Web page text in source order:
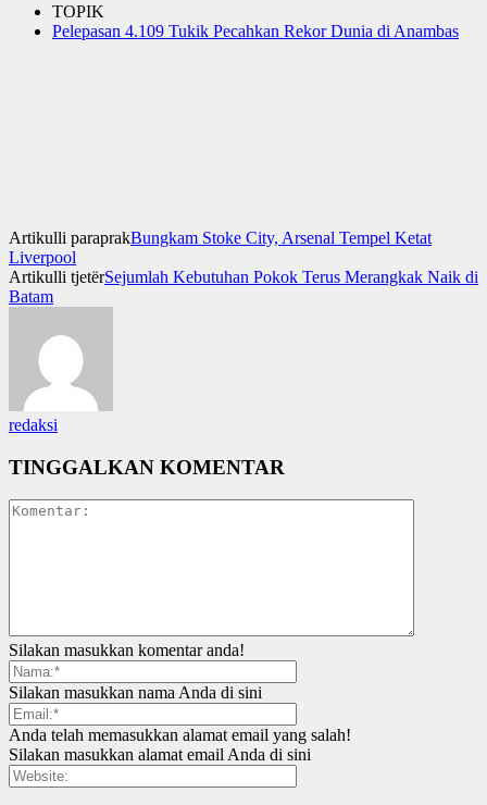
TOPIK
Pelepasan 4.109 Tukik Pecahkan Rekor Dunia di Anambas
Artikulli paraprakBungkam Stoke City, Arsenal Tempel Ketat
Liverpool
Artikulli tjetërSejumlah Kebutuhan Pokok Terus Merangkak Naik di
Batam
redaksi
TINGGALKAN KOMENTAR
Silakan masukkan komentar anda!
Silakan masukkan nama Anda di sini
Anda telah memasukkan alamat email yang salah!
Silakan masukkan alamat email Anda di sini